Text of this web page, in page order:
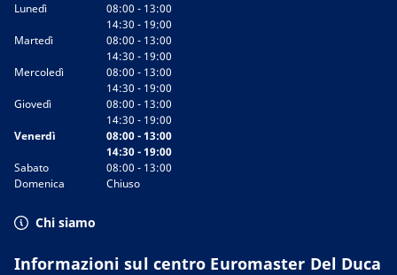
Lunedì
08:00 - 13:00
14:30 - 19:00
Martedì
08:00 - 13:00
14:30 - 19:00
Mercoledì
08:00 - 13:00
14:30 - 19:00
Giovedì
08:00 - 13:00
14:30 - 19:00
Venerdì
08:00 - 13:00
14:30 - 19:00
Sabato
08:00 - 13:00
Domenica
Chiuso
Chi siamo
Informazioni sul centro Euromaster Del Duca